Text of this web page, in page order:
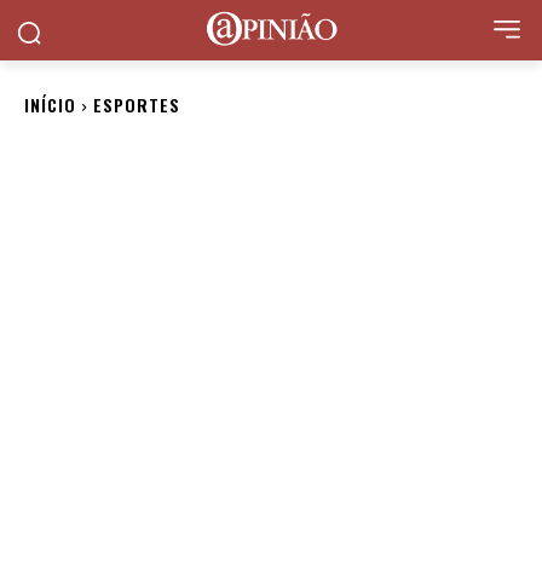
INÍCIO ESPORTES